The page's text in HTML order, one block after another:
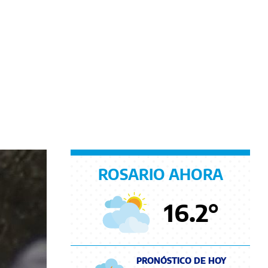
ROSARIO AHORA
16.2°
PRONÓSTICO DE HOY